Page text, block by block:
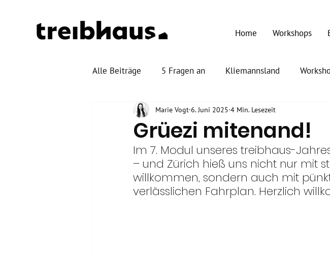
Home Workshops
Alle Beiträge 5 Fragen an Kliemannsland
Grüezi mitenand!
Marie Vogt 6. Juni 2025 4 Min. Lesezeit
Im 7. Modul unseres treibhaus-
– und Zürich hieß uns nicht nur mit
willkommen, sondern auch mit
verlässlichen Fahrplan. Herzlich